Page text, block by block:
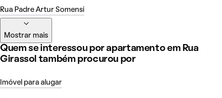
Rua Padre Artur Somensi
Mostrar mais
Quem se interessou por apartamento em Rua
Girassol também procurou por
Imóvel para alugar